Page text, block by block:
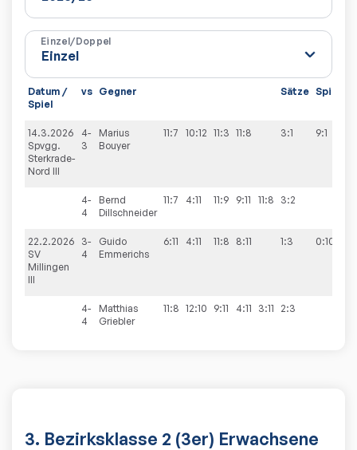
Einzel/Doppel
Datum /
Spiel
vs Gegner Sätze Spiele
14.3.2026
Spvgg.
Sterkrade-
Nord III
4-
3
Marius
Bouyer
11:7 10:12 11:3 11:8 3:1 9:1
4-
4
Bernd
Dillschneider
11:7 4:11 11:9 9:11 11:8 3:2
22.2.2026
SV
Millingen
III
3-
4
Guido
Emmerichs
6:11 4:11 11:8 8:11 1:3 0:10
4-
4
Matthias
Griebler
11:8 12:10 9:11 4:11 3:11 2:3
3. Bezirksklasse 2 (3er) Erwachsene